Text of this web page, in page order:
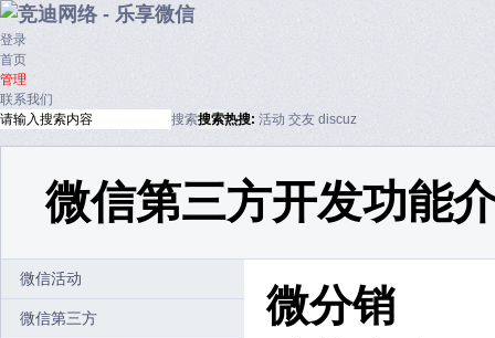
登录
首页
管理
联系我们
搜索搜索热搜: 活动 交友 discuz
微信第三方开发功能
微信活动
微信第三方 微分销